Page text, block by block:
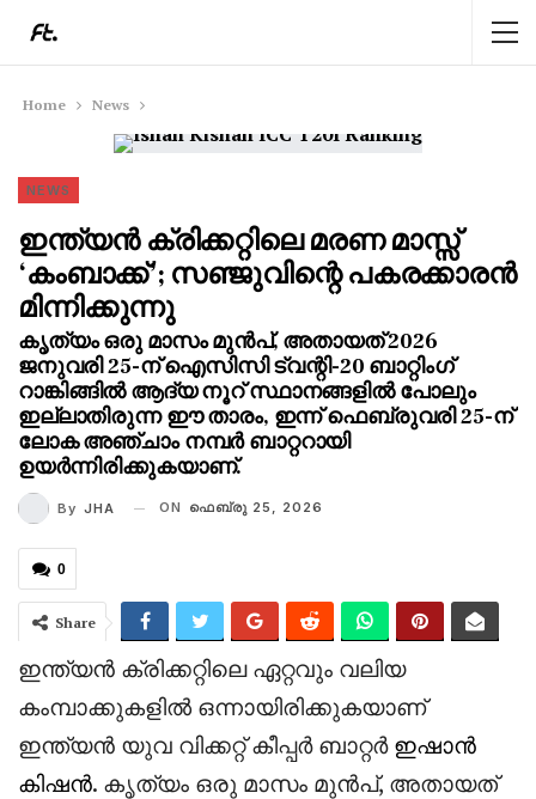
Home News
NEWS
ഇന്ത്യൻ ക്രിക്കറ്റിലെ മരണ മാസ്സ്
‘കംബാക്ക്’; സഞ്ജുവിന്റെ പകരക്കാരൻ
മിന്നിക്കുന്നു
കൃത്യം ഒരു മാസം മുൻപ്, അതായത് 2026
ജനുവരി 25-ന് ഐസിസി ട്വന്റി-20 ബാറ്റിംഗ്
റാങ്കിങ്ങിൽ ആദ്യ നൂറ് സ്ഥാനങ്ങളിൽ പോലും
ഇല്ലാതിരുന്ന ഈ താരം, ഇന്ന് ഫെബ്രുവരി 25-ന്
ലോക അഞ്ചാം നമ്പർ ബാറ്ററായി
ഉയർന്നിരിക്കുകയാണ്.
By JHA ON ഫെബ്രു 25, 2026
0
Share
ഇന്ത്യൻ ക്രിക്കറ്റിലെ ഏറ്റവും വലിയ
കംമ്പാക്കുകളിൽ ഒന്നായിരിക്കുകയാണ്
ഇന്ത്യൻ യുവ വിക്കറ്റ് കീപ്പർ ബാറ്റർ ഇഷാൻ
കിഷൻ. കൃത്യം ഒരു മാസം മുൻപ്, അതായത്